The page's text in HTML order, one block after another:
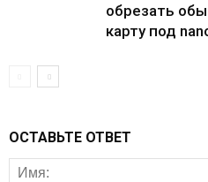
обрезать
карту под
ОСТАВЬТЕ ОТВЕТ